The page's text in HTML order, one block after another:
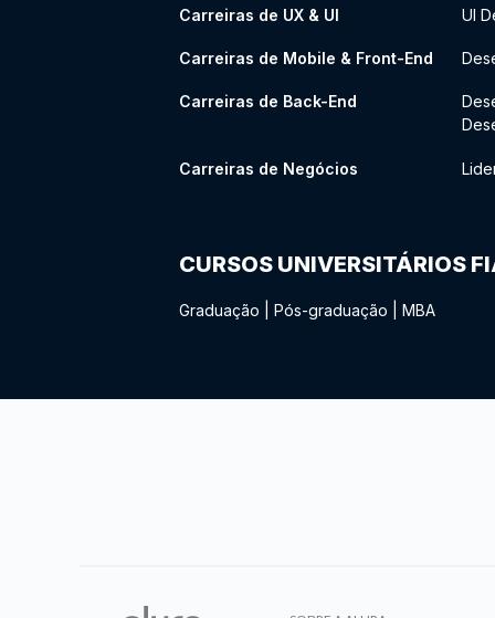
Carreiras de UX & UI UI
Carreiras de Mobile & Front-End
Carreiras de Back-End
Carreiras de Negócios
CURSOS UNIVERSITÁRIOS
Graduação Pós-graduação MBA